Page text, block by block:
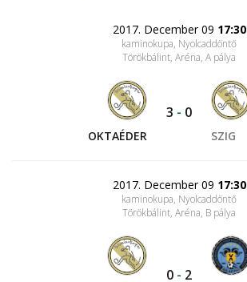
2017. December 09 17:30
kaminokupa, Nyolcaddöntő
Törökbálint, Aréna, A pálya
OKTAÉDER
3 - 0
SZIG
2017. December 09 17:30
kaminokupa, Nyolcaddöntő
Törökbálint, Aréna, B pálya
0 - 2